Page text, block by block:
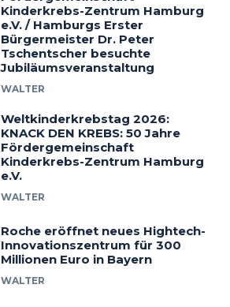
Kinderkrebs-Zentrum Hamburg
e.V. / Hamburgs Erster
Bürgermeister Dr. Peter
Tschentscher besuchte
Jubiläumsveranstaltung
WALTER
Weltkinderkrebstag 2026:
KNACK DEN KREBS: 50 Jahre
Fördergemeinschaft
Kinderkrebs-Zentrum Hamburg
e.V.
WALTER
Roche eröffnet neues Hightech-
Innovationszentrum für 300
Millionen Euro in Bayern
WALTER